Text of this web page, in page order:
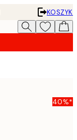
KOSZYK
40%*